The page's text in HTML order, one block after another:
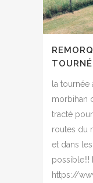
la
morbihan
tracté
routes du
et dans
possible!!!
https://